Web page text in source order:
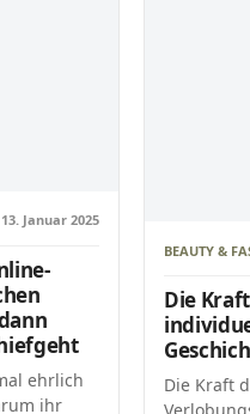
13. Januar 2025
ehrlich
ihr
BEAUTY &
Die
Die Kraft